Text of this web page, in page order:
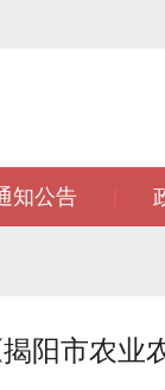
知公告
阳市农业